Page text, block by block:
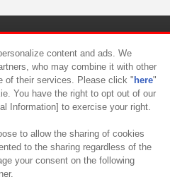
カスタマーハラスメント対応方針
content and ads. We
who may combine it with other
of their services. Please click " here"
You have the right to opt out of our
Information] to exercise your right.
to allow the sharing of cookies
to the sharing regardless of the
your consent on the following